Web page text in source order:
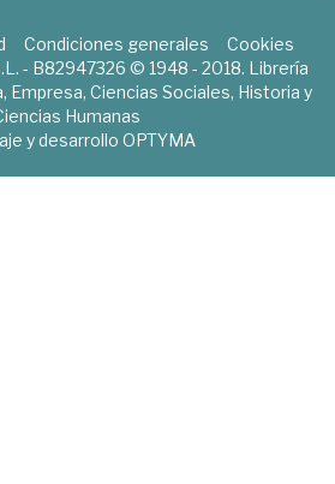
Condiciones generales
Cookies
- B82947326 © 1948 - 2018. Librería
Empresa, Ciencias Sociales, Historia y
Humanas
y desarrollo OPTYMA